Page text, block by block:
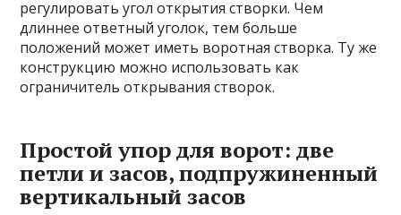
регулировать угол открытия створки. Чем
длиннее ответный уголок, тем больше
положений может иметь воротная створка. Ту же
конструкцию можно использовать как
ограничитель открывания створок.
Простой упор для ворот: две
петли и засов, подпружиненный
вертикальный засов